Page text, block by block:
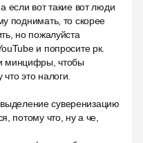
если вот такие вот люди
поднимать, то скорее
но пожалуйста
и попросите рк.
минцифры, чтобы
это налоги.
суверенизацию
потому что, ну а че,